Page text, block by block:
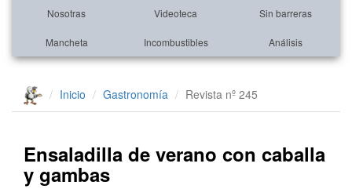
Nosotras Videoteca Sin barreras
Mancheta Incombustibles Análisis
Inicio Gastronomía Revista nº 245
Ensaladilla de verano con caballa
y gambas